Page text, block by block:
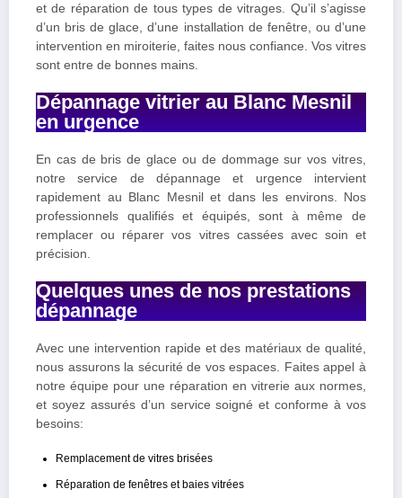
et de réparation de tous types de vitrages. Qu’il s’agisse
d’un bris de glace, d’une installation de fenêtre, ou d’une
intervention en miroiterie, faites nous confiance. Vos vitres
sont entre de bonnes mains.
Dépannage vitrier au Blanc Mesnil
en urgence
En cas de bris de glace ou de dommage sur vos vitres,
notre service de dépannage et urgence intervient
rapidement au Blanc Mesnil et dans les environs. Nos
professionnels qualifiés et équipés, sont à même de
remplacer ou réparer vos vitres cassées avec soin et
précision.
Quelques unes de nos prestations
dépannage
Avec une intervention rapide et des matériaux de qualité,
nous assurons la sécurité de vos espaces. Faites appel à
notre équipe pour une réparation en vitrerie aux normes,
et soyez assurés d’un service soigné et conforme à vos
besoins:
Remplacement de vitres brisées
Réparation de fenêtres et baies vitrées